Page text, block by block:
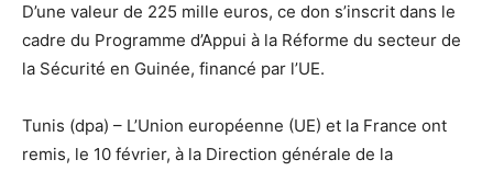
D’une valeur de 225 mille euros, ce don s’inscrit dans le
cadre du Programme d’Appui à la Réforme du secteur de
la Sécurité en Guinée, financé par l’UE.
Tunis (dpa) – L’Union européenne (UE) et la France ont
remis, le 10 février, à la Direction générale de la